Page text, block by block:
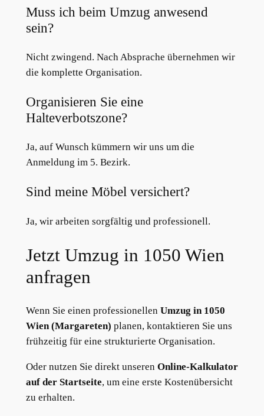
Muss ich beim Umzug anwesend
sein?
Nicht zwingend. Nach Absprache übernehmen wir
die komplette Organisation.
Organisieren Sie eine
Halteverbotszone?
Ja, auf Wunsch kümmern wir uns um die
Anmeldung im 5. Bezirk.
Sind meine Möbel versichert?
Ja, wir arbeiten sorgfältig und professionell.
Jetzt Umzug in 1050 Wien
anfragen
Wenn Sie einen professionellen Umzug in 1050
Wien (Margareten) planen, kontaktieren Sie uns
frühzeitig für eine strukturierte Organisation.
Oder nutzen Sie direkt unseren Online-Kalkulator
auf der Startseite, um eine erste Kostenübersicht
zu erhalten.